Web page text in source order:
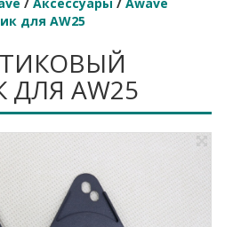
для AW25
AW25